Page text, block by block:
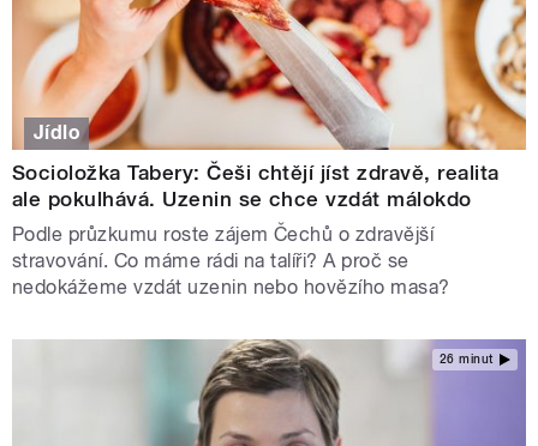
Jídlo
Socioložka Tabery: Češi chtějí jíst zdravě, realita
ale pokulhává. Uzenin se chce vzdát málokdo
Podle průzkumu roste zájem Čechů o zdravější
stravování. Co máme rádi na talíři? A proč se
nedokážeme vzdát uzenin nebo hovězího masa?
26 minut